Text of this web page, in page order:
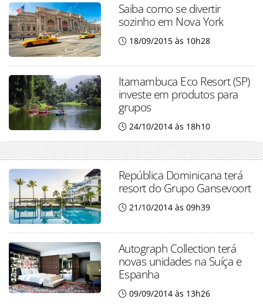
Saiba como se divertir
sozinho em Nova York
18/09/2015 às 10h28
Itamambuca Eco Resort (SP)
investe em produtos para
grupos
24/10/2014 às 18h10
República Dominicana terá
resort do Grupo Gansevoort
21/10/2014 às 09h39
Autograph Collection terá
novas unidades na Suíça e
Espanha
09/09/2014 às 13h26